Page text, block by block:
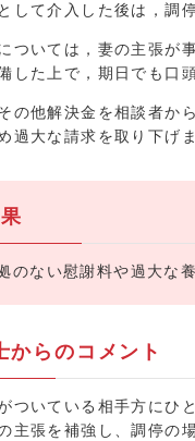
して介入した後は，調
ついては，妻の主張が
した上で，期日でも口
の他解決金を相談者か
過大な請求を取り下げま
のない慰謝料や過大な
からのコメント
ついている相手方にひ
主張を補強し、調停の